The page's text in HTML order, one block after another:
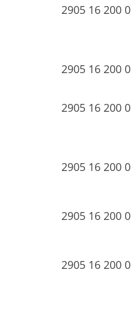
2905 16 200 0
2905 16 200 0
2905 16 200 0
2905 16 200 0
2905 16 200 0
2905 16 200 0